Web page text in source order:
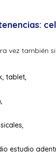
vez también
tablet,
estudio